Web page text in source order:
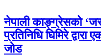
नेपाली काङ्ग्रेसको
प्रतिनिधि घिमिरे
जोड